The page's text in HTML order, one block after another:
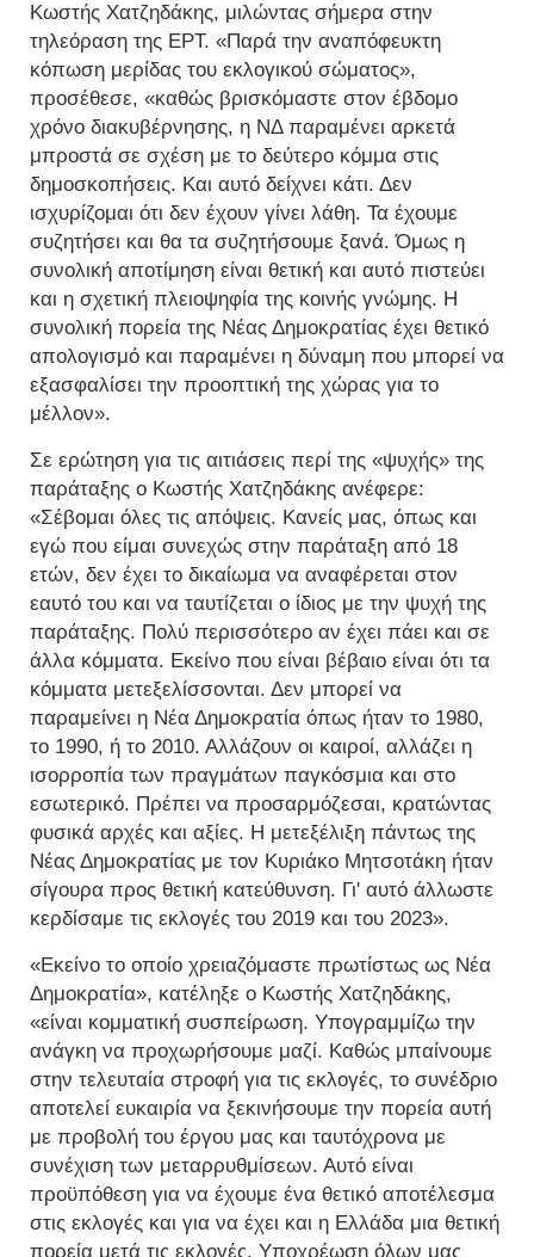
Κωστής Χατζηδάκης, μιλώντας σήμερα στην
τηλεόραση της ΕΡΤ. «Παρά την αναπόφευκτη
κόπωση μερίδας του εκλογικού σώματος»,
προσέθεσε, «καθώς βρισκόμαστε στον έβδομο
χρόνο διακυβέρνησης, η ΝΔ παραμένει αρκετά
μπροστά σε σχέση με το δεύτερο κόμμα στις
δημοσκοπήσεις. Και αυτό δείχνει κάτι. Δεν
ισχυρίζομαι ότι δεν έχουν γίνει λάθη. Τα έχουμε
συζητήσει και θα τα συζητήσουμε ξανά. Όμως η
συνολική αποτίμηση είναι θετική και αυτό πιστεύει
και η σχετική πλειοψηφία της κοινής γνώμης. Η
συνολική πορεία της Νέας Δημοκρατίας έχει θετικό
απολογισμό και παραμένει η δύναμη που μπορεί να
εξασφαλίσει την προοπτική της χώρας για το
μέλλον».
Σε ερώτηση για τις αιτιάσεις περί της «ψυχής» της
παράταξης ο Κωστής Χατζηδάκης ανέφερε:
«Σέβομαι όλες τις απόψεις. Κανείς μας, όπως και
εγώ που είμαι συνεχώς στην παράταξη από 18
ετών, δεν έχει το δικαίωμα να αναφέρεται στον
εαυτό του και να ταυτίζεται ο ίδιος με την ψυχή της
παράταξης. Πολύ περισσότερο αν έχει πάει και σε
άλλα κόμματα. Εκείνο που είναι βέβαιο είναι ότι τα
κόμματα μετεξελίσσονται. Δεν μπορεί να
παραμείνει η Νέα Δημοκρατία όπως ήταν το 1980,
το 1990, ή το 2010. Αλλάζουν οι καιροί, αλλάζει η
ισορροπία των πραγμάτων παγκόσμια και στο
εσωτερικό. Πρέπει να προσαρμόζεσαι, κρατώντας
φυσικά αρχές και αξίες. Η μετεξέλιξη πάντως της
Νέας Δημοκρατίας με τον Κυριάκο Μητσοτάκη ήταν
σίγουρα προς θετική κατεύθυνση. Γι' αυτό άλλωστε
κερδίσαμε τις εκλογές του 2019 και του 2023».
«Εκείνο το οποίο χρειαζόμαστε πρωτίστως ως Νέα
Δημοκρατία», κατέληξε ο Κωστής Χατζηδάκης,
«είναι κομματική συσπείρωση. Υπογραμμίζω την
ανάγκη να προχωρήσουμε μαζί. Καθώς μπαίνουμε
στην τελευταία στροφή για τις εκλογές, το συνέδριο
αποτελεί ευκαιρία να ξεκινήσουμε την πορεία αυτή
με προβολή του έργου μας και ταυτόχρονα με
συνέχιση των μεταρρυθμίσεων. Αυτό είναι
προϋπόθεση για να έχουμε ένα θετικό αποτέλεσμα
στις εκλογές και για να έχει και η Ελλάδα μια θετική
πορεία μετά τις εκλογές. Υποχρέωση όλων μας